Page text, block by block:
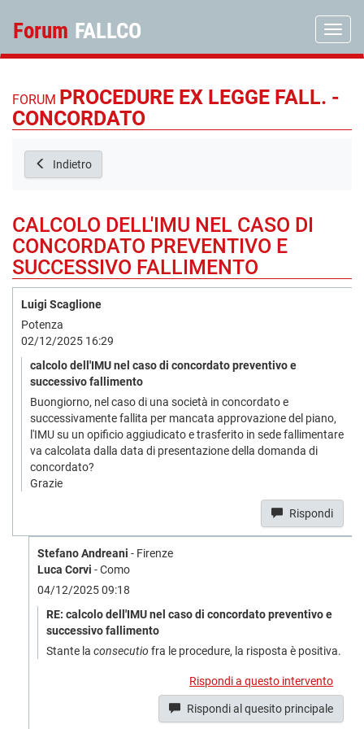
Forum FALLCO
FORUM PROCEDURE EX LEGGE FALL. -
CONCORDATO
Indietro
CALCOLO DELL'IMU NEL CASO DI
CONCORDATO PREVENTIVO E
SUCCESSIVO FALLIMENTO
Luigi Scaglione
Potenza
02/12/2025 16:29
calcolo dell'IMU nel caso di concordato preventivo e
successivo fallimento
Buongiorno, nel caso di una società in concordato e
successivamente fallita per mancata approvazione del piano,
l'IMU su un opificio aggiudicato e trasferito in sede fallimentare
va calcolata dalla data di presentazione della domanda di
concordato?
Grazie
Rispondi
Stefano Andreani - Firenze
Luca Corvi - Como
04/12/2025 09:18
RE: calcolo dell'IMU nel caso di concordato preventivo e
successivo fallimento
Stante la consecutio fra le procedure, la risposta è positiva.
Rispondi a questo intervento
Rispondi al quesito principale